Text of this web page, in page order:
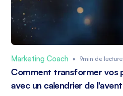
Marketing Coach • 9min de lecture
Comment transformer vos
avec un calendrier de